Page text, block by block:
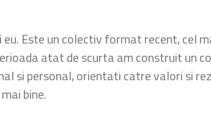
Este un colectiv format recent, cel
atat de scurta am construit un
si personal, orientati catre valori si
bine.